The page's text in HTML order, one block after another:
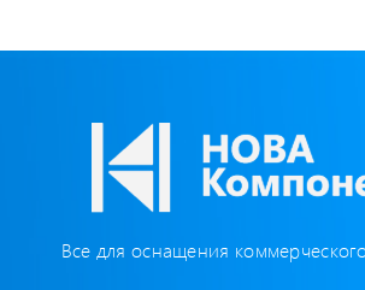
Изоляционные материалы,гофра
Перчатки / Инструмент /
Хомуты пластиковые
Все для оснащения